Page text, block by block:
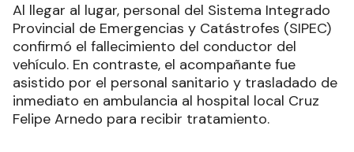
Al llegar al lugar, personal del Sistema Integrado
Provincial de Emergencias y Catástrofes (SIPEC)
confirmó el fallecimiento del conductor del
vehículo. En contraste, el acompañante fue
asistido por el personal sanitario y trasladado de
inmediato en ambulancia al hospital local Cruz
Felipe Arnedo para recibir tratamiento.